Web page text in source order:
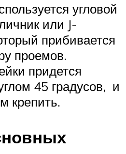
угловой
или J-
прибивается
проемов.
придется
45 градусов, и
крепить.